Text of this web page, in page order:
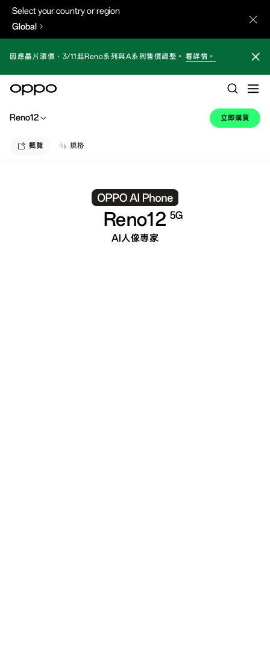
Select your country or region
Global
因應晶片漲價，3/11起Reno系列與A系列售價調整。 看詳情。
Reno12 立即購買
概覽 規格
Reno12 5G
AI人像專家